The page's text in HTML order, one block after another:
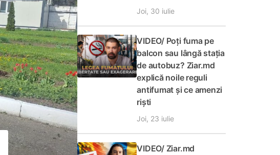
Joi, 30 iulie
VIDEO/ Poți fuma pe
balcon sau lângă stația
de autobuz? Ziar.md
explică noile reguli
antifumat și ce amenzi
riști
Joi, 23 iulie
VIDEO/ Ziar.md